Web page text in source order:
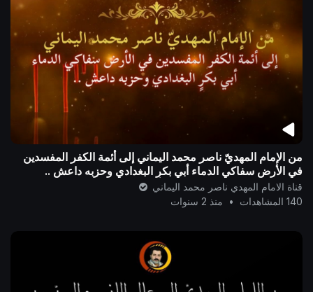
من الإمام المهديّ ناصر محمد اليماني إلى أئمة الكفر المفسدين
في الأرض سفاكي الدماء أبي بكرٍ البغدادي وحزبه داعش ..
قناة الامام المهدي ناصر محمد اليماني
140 المشاهدات
• منذ 2 سنوات